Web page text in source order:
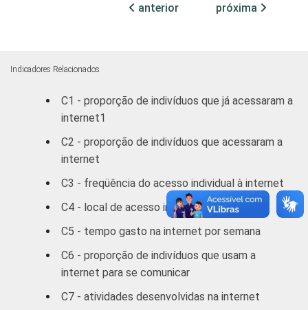
27
ETÁRIA
De 16 a 24
59
De 35 a 44
22 60
De 45 a 59
anos
20
De 60 anos
15
anterior próxima
Indicadores Relacionados
C1 - proporção de indivíduos que já acessaram a
internet1
C2 - proporção de indivíduos que acessaram a
internet
C3 - freqüência do acesso individual à internet
C4 - local de acesso individual à internet
C5 - tempo gasto na internet por semana
C6 - proporção de indivíduos que usam a
internet para se comunicar
C7 - atividades desenvolvidas na internet